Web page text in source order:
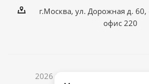
г.Москва, ул. Дорожная д. 60,
офис 220
2026 © ООО ВИСТЛ. Все